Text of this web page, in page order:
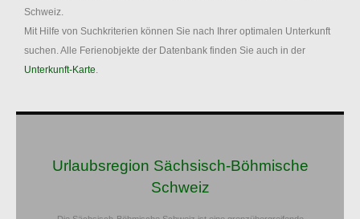
Schweiz.
Mit Hilfe von Suchkriterien können Sie nach Ihrer optimalen Unterkunft
suchen. Alle Ferienobjekte der Datenbank finden Sie auch in der
Unterkunft-Karte.
Urlaubsregion Sächsisch-Böhmische
Schweiz